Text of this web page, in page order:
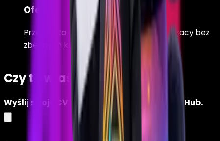
Oferta
Przejrzysta oferta i rozpoczęcie współpracy bez
zbędnych kroków.
Czy to właśnie Ty?
Wyślij swoje CV oraz link do LinkedIn lub GitHub.